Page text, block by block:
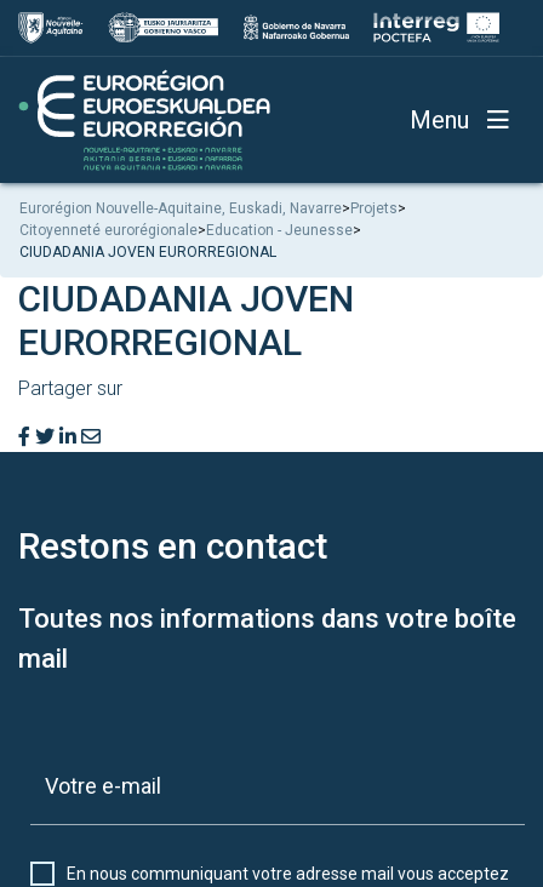
Menu
Eurorégion Nouvelle-Aquitaine, Euskadi, Navarre> Projets>
Citoyenneté eurorégionale> Education - Jeunesse>
CIUDADANIA JOVEN EURORREGIONAL
CIUDADANIA JOVEN
EURORREGIONAL
Partager sur
Restons en contact
Toutes nos informations dans votre boîte
mail
En nous communiquant votre adresse mail vous acceptez